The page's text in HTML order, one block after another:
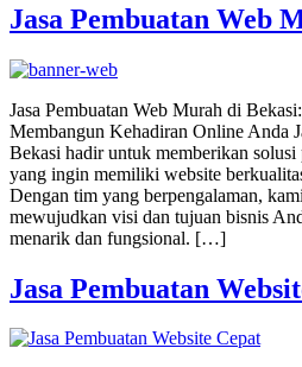
Jasa Pembuatan Web
Jasa Pembuatan Web Murah di
Membangun Kehadiran Online Anda
Bekasi hadir untuk memberikan
yang ingin memiliki website
Dengan tim yang berpengalaman,
mewujudkan visi dan tujuan bisnis
menarik dan fungsional. […]
Jasa Pembuatan